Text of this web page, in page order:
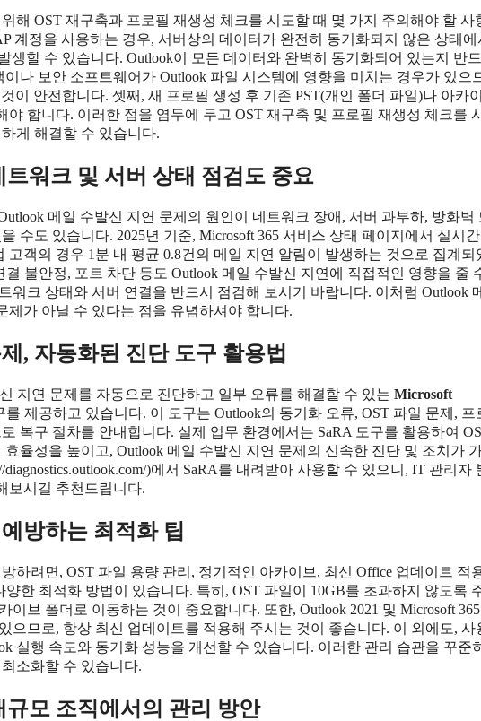
해 OST 재구축과 프로필 재생성 체크를 시도할 때 몇 가지 주의해야 할 사
계정을 사용하는 경우, 서버상의 데이터가 완전히 동기화되지 않은 상태에
생할 수 있습니다. Outlook이 모든 데이터와 완벽히 동기화되어 있는지 반드
나 보안 소프트웨어가 Outlook 파일 시스템에 영향을 미치는 경우가 있으
이 안전합니다. 셋째, 새 프로필 생성 후 기존 PST(개인 폴더 파일)나 아카
합니다. 이러한 점을 염두에 두고 OST 재구축 및 프로필 재생성 체크를
게 해결할 수 있습니다.
워크 및 서버 상태 점검도 중요
메일 수발신 지연 문제의 원인이 네트워크 장애, 서버 과부하, 방화벽
수도 있습니다. 2025년 기준, Microsoft 365 서비스 상태 페이지에서 실시간
객의 경우 1분 내 평균 0.8건의 메일 지연 알림이 발생하는 것으로 집계되
불안정, 포트 차단 등도 Outlook 메일 수발신 지연에 직접적인 영향을 줄
워크 상태와 서버 연결을 반드시 점검해 보시기 바랍니다. 이처럼 Outlook
가 아닐 수 있다는 점을 유념하셔야 합니다.
, 자동화된 진단 도구 활용법
지연 문제를 자동으로 진단하고 일부 오류를 해결할 수 있는 Microsoft
를 제공하고 있습니다. 이 도구는 Outlook의 동기화 오류, OST 파일 문제, 프
복구 절차를 안내합니다. 실제 업무 환경에서는 SaRA 도구를 활용하여
율성을 높이고, Outlook 메일 수발신 지연 문제의 신속한 진단 및 조치가
)에서 SaRA를 내려받아 사용할 수 있으니, IT 관리자
보시길 추천드립니다.
방하는 최적화 팁
하려면, OST 파일 용량 관리, 정기적인 아카이브, 최신 Office 업데이트 적
한 최적화 방법이 있습니다. 특히, OST 파일이 10GB를 초과하지 않도록
브 폴더로 이동하는 것이 중요합니다. 또한, Outlook 2021 및 Microsoft
으므로, 항상 최신 업데이트를 적용해 주시는 것이 좋습니다. 이 외에도, 사
실행 속도와 동기화 성능을 개선할 수 있습니다. 이러한 관리 습관을 꾸준히
소화할 수 있습니다.
모 조직에서의 관리 방안